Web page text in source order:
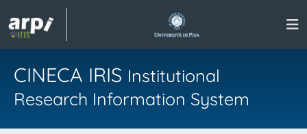
CINECA IRIS Institutional
Research Information System